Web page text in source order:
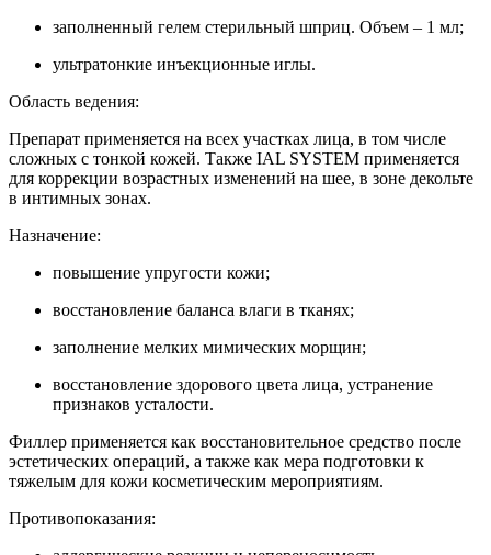
заполненный гелем стерильный шприц. Объем – 1 мл;
ультратонкие инъекционные иглы.
Область ведения:
Препарат применяется на всех участках лица, в том числе
сложных с тонкой кожей. Также IAL SYSTEM применяется
для коррекции возрастных изменений на шее, в зоне декольте
в интимных зонах.
Назначение:
повышение упругости кожи;
восстановление баланса влаги в тканях;
заполнение мелких мимических морщин;
восстановление здорового цвета лица, устранение
признаков усталости.
Филлер применяется как восстановительное средство после
эстетических операций, а также как мера подготовки к
тяжелым для кожи косметическим мероприятиям.
Противопоказания: